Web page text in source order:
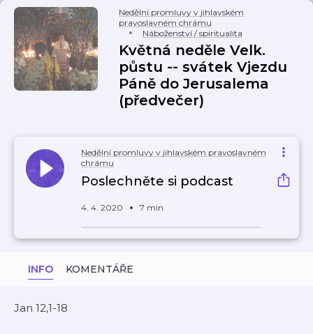
Nedělní promluvy v jihlavském
pravoslavném chrámu
Náboženství / spiritualita
Květná neděle Velk.
půstu -- svátek Vjezdu
Páně do Jerusalema
(předvečer)
Nedělní promluvy v jihlavském pravoslavném
chrámu
Poslechněte si podcast
4. 4. 2020 7 min
INFO KOMENTÁŘE
Jan 12,1-18